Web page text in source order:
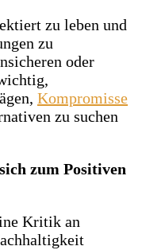
zu leben und
zu
oder
Kompromisse
zu suchen
zum Positiven